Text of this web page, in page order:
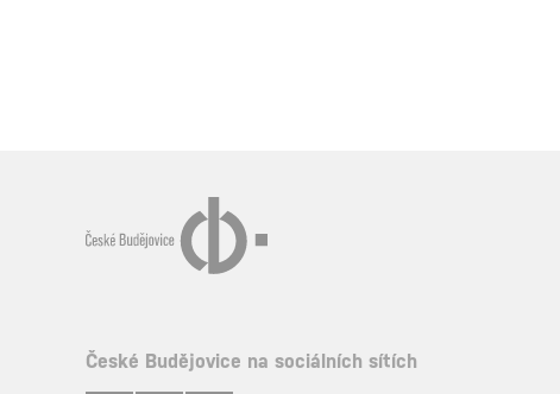
České Budějovice na sociálních sítích